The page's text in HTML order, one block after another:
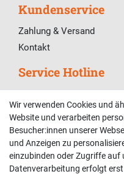
Kundenservice
Zahlung & Versand
Kontakt
Service Hotline
Telefonische
02381 9878909
Mo-Fr, 9:00 - 18:00 Uhr
Sa, 9:00 - 13:00 Uhr
Wir verwenden Cookies und
Website und verarbeiten
Besucher:innen unserer
und Anzeigen zu
einzubinden oder Zugriffe auf
Datenverarbeitung erfolgt